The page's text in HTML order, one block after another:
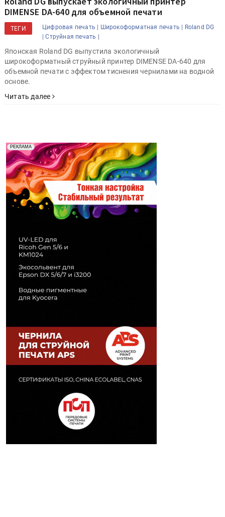
DIMENSE DA-640 для объемной печати
ТЕГИ Цифровая печать | Широкоформатная печать | Roland DG
| Струйная печать |
Японская Roland DG выпустила экологичный
широкоформатный струйный принтер DIMENSE DA-640 для
объемной печати с эффектом тиснения чернилами на водной
основе.
Читать далее
РЕКЛАМА
Реклама. Рекламодатель ООО "Передовые Системы
Печати" erid: 2SDnjd2d4Qz